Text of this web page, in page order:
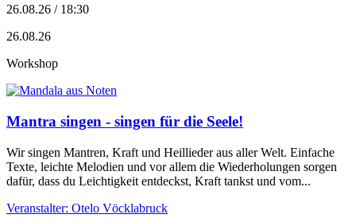
26.08.26 / 18:30
26.08.26
Workshop
Mantra singen - singen für die Seele!
Wir singen Mantren, Kraft und Heillieder aus aller Welt. Einfache
Texte, leichte Melodien und vor allem die Wiederholungen sorgen
dafür, dass du Leichtigkeit entdeckst, Kraft tankst und vom...
Veranstalter: Otelo Vöcklabruck